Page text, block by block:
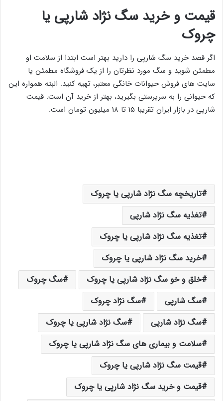
قیمت و خرید سگ نژاد شارپی یا
چروک
اگر قصد خرید سگ شارپی را دارید بهتر است ابتدا از سلامت او
مطمئن شوید و سگ مورد نظرتان را از یک فروشگاه مطمئن یا
سایت های فروش حیوانات خانگی معتبر، تهیه کنید. البته همواره این
که حیوانی را به سرپرستی بگیرید، بهتر از خرید آن است. قیمت
شارپی در بازار ایران تقریبا ۱۵ تا ۱۸ میلیون تومان است.
تاریخچه سگ نژاد شارپی یا چروک
تغذیه سگ نژاد شارپی
تغذیه سگ نژاد شارپی یا چروک
خرید سگ نژاد شارپی یا چروک
خلق و خو سگ نژاد شارپی یا چروک
سگ چروک
سگ شارپی
سگ نژاد چروک
سگ نژاد شارپی
سگ نژاد شارپی یا چروک
سلامت و بیماری های سگ نژاد شارپی یا چروک
قیمت سگ نژاد شارپی یا چروک
قیمت و خرید سگ نژاد شارپی یا چروک